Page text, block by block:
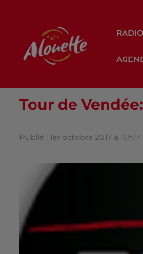
RADIO
Tour de
Publié : 1er octobre 2017 à